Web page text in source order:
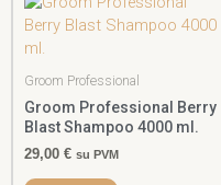
Groom Professional
Groom Professional Berry
Blast Shampoo 4000 ml.
29,00 € su PVM